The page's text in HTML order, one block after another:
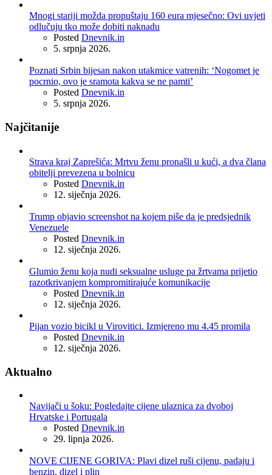
Mnogi stariji možda propuštaju 160 eura mjesečno: Ovi uvjeti
odlučuju tko može dobiti naknadu
Posted Dnevnik.in
5. srpnja 2026.
Poznati Srbin bijesan nakon utakmice vatrenih: ‘Nogomet je
pocrnio, ovo je sramota kakva se ne pamti’
Posted Dnevnik.in
5. srpnja 2026.
Najčitanije
Strava kraj Zaprešića: Mrtvu ženu pronašli u kući, a dva člana
obitelji prevezena u bolnicu
Posted Dnevnik.in
12. siječnja 2026.
Trump objavio screenshot na kojem piše da je predsjednik
Venezuele
Posted Dnevnik.in
12. siječnja 2026.
Glumio ženu koja nudi seksualne usluge pa žrtvama prijetio
razotkrivanjem kompromitirajuće komunikacije
Posted Dnevnik.in
12. siječnja 2026.
Pijan vozio bicikl u Virovitici. Izmjereno mu 4.45 promila
Posted Dnevnik.in
12. siječnja 2026.
Aktualno
Navijači u šoku: Pogledajte cijene ulaznica za dvoboj
Hrvatske i Portugala
Posted Dnevnik.in
29. lipnja 2026.
NOVE CIJENE GORIVA: Plavi dizel ruši cijenu, padaju i
benzin, dizel i plin